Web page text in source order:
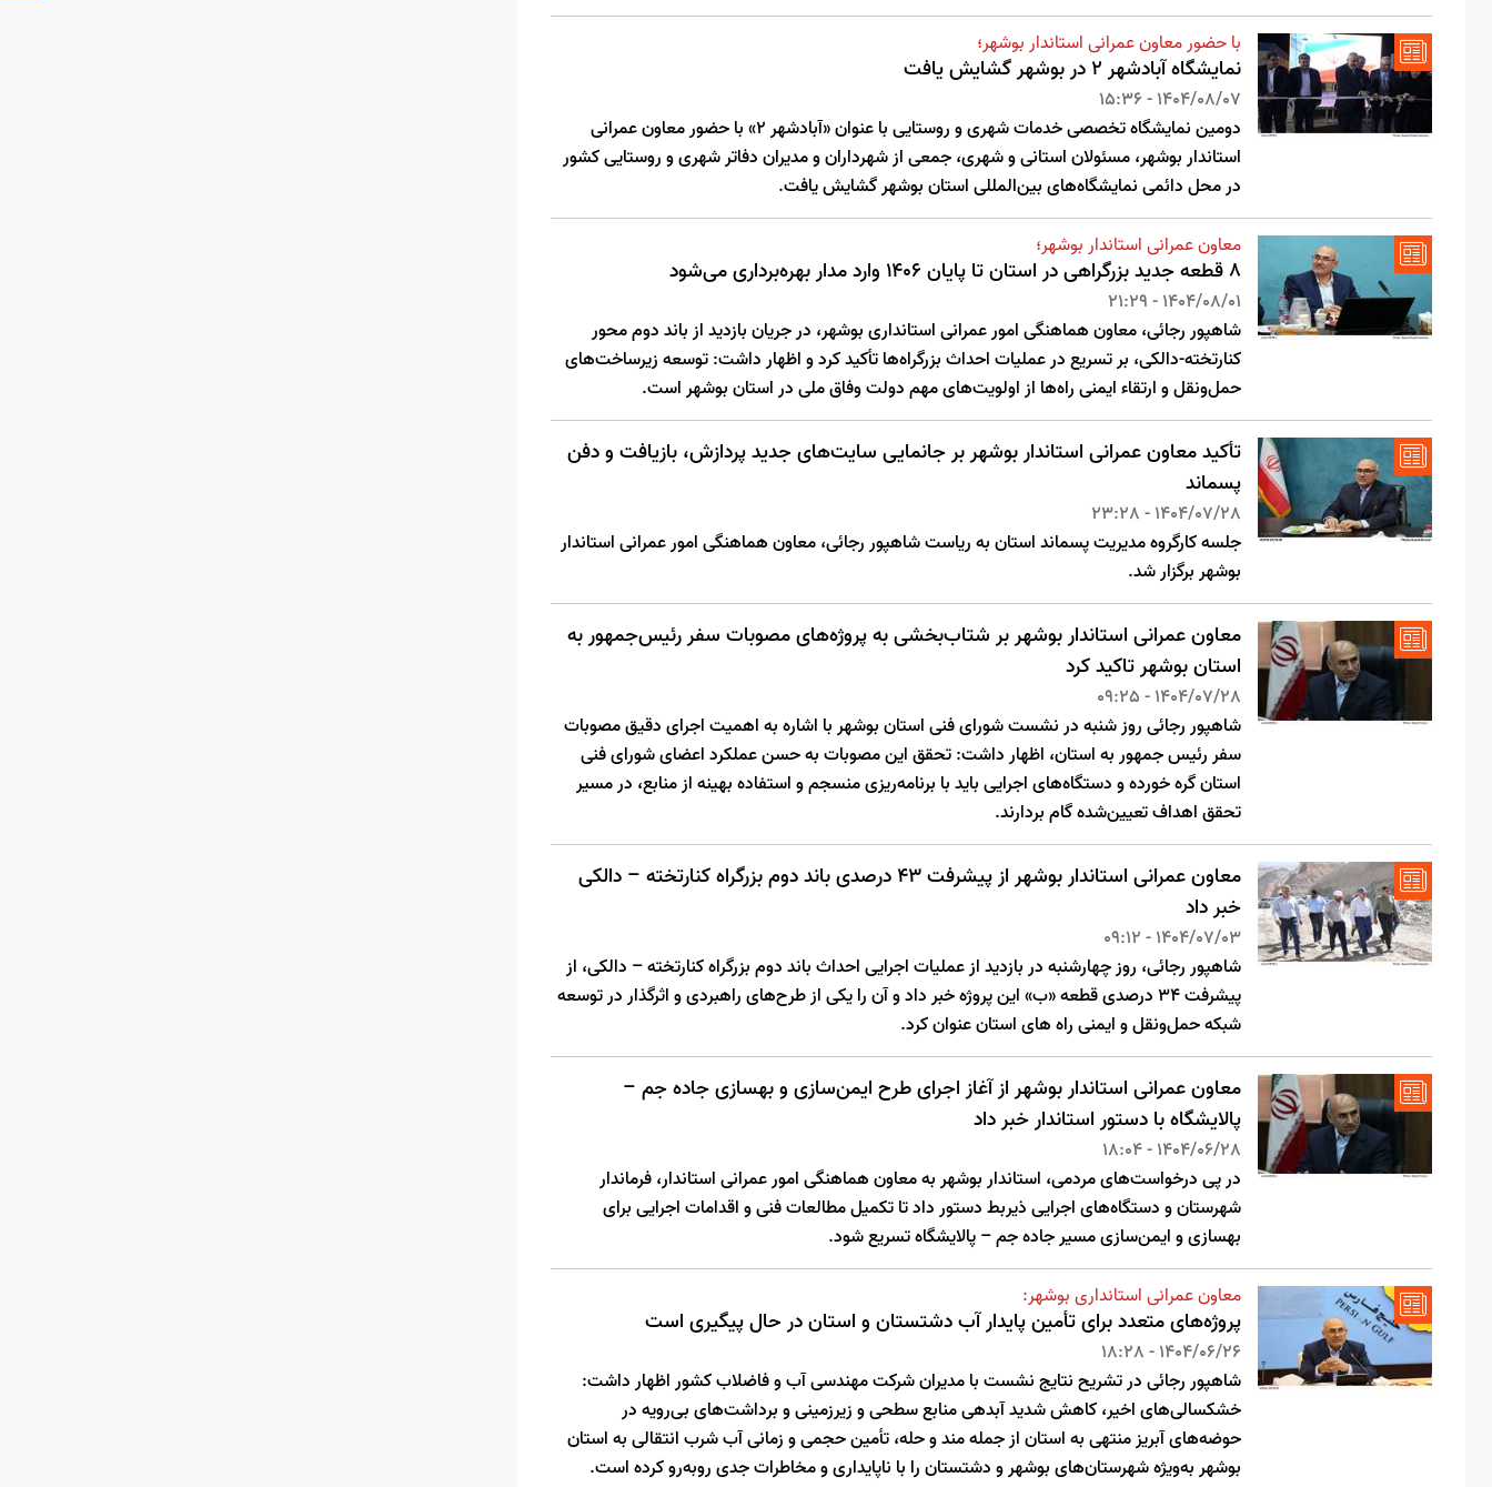
با حضور معاون عمرانی استاندار بوشهر؛
نمایشگاه آبادشهر ۲ در بوشهر گشایش یافت
1404/08/07 - 15:36
دومین نمایشگاه تخصصی خدمات شهری و روستایی با عنوان «آبادشهر ۲» با حضور معاون عمرانی
استاندار بوشهر، مسئولان استانی و شهری، جمعی از شهرداران و مدیران دفاتر شهری و روستایی کشور
در محل دائمی نمایشگاه‌های بین‌المللی استان بوشهر گشایش یافت.
معاون عمرانی استاندار بوشهر؛
۸ قطعه جدید بزرگراهی در استان تا پایان ۱۴۰۶ وارد مدار بهره‌برداری می‌شود
1404/08/01 - 21:29
شاهپور رجائی، معاون هماهنگی امور عمرانی استانداری بوشهر، در جریان بازدید از باند دوم محور
کنارتخته-دالکی، بر تسریع در عملیات احداث بزرگراه‌ها تأکید کرد و اظهار داشت: توسعه زیرساخت‌های
حمل‌ونقل و ارتقاء ایمنی راه‌ها از اولویت‌های مهم دولت وفاق ملی در استان بوشهر است.
تأکید معاون عمرانی استاندار بوشهر بر جانمایی سایت‌های جدید پردازش، بازیافت و دفن
پسماند
1404/07/28 - 23:28
جلسه کارگروه مدیریت پسماند استان به ریاست شاهپور رجائی، معاون هماهنگی امور عمرانی استاندار
بوشهر برگزار شد.
معاون عمرانی استاندار بوشهر بر شتاب‌بخشی به پروژه‌های مصوبات سفر رئیس‌جمهور به
استان بوشهر تاکید کرد
1404/07/28 - 09:25
شاهپور رجائی روز شنبه در نشست شورای فنی استان بوشهر با اشاره به اهمیت اجرای دقیق مصوبات
سفر رئیس جمهور به استان، اظهار داشت: تحقق این مصوبات به حسن عملکرد اعضای شورای فنی
استان گره خورده و دستگاه‌های اجرایی باید با برنامه‌ریزی منسجم و استفاده بهینه از منابع، در مسیر
تحقق اهداف تعیین‌شده گام بردارند.
معاون عمرانی استاندار بوشهر از پیشرفت 43 درصدی باند دوم بزرگراه کنارتخته – دالکی
خبر داد
1404/07/03 - 09:12
شاهپور رجائی، روز چهارشنبه در بازدید از عملیات اجرایی احداث باند دوم بزرگراه کنارتخته – دالکی، از
پیشرفت ۳۴ درصدی قطعه «ب» این پروژه خبر داد و آن را یکی از طرح‌های راهبردی و اثرگذار در توسعه
شبکه حمل‌ونقل و ایمنی راه های استان عنوان کرد.
معاون عمرانی استاندار بوشهر از آغاز اجرای طرح ایمن‌سازی و بهسازی جاده جم –
پالایشگاه با دستور استاندار خبر داد
1404/06/28 - 18:04
در پی درخواست‌های مردمی، استاندار بوشهر به معاون هماهنگی امور عمرانی استاندار، فرماندار
شهرستان و دستگاه‌های اجرایی ذیربط دستور داد تا تکمیل مطالعات فنی و اقدامات اجرایی برای
بهسازی و ایمن‌سازی مسیر جاده جم – پالایشگاه تسریع شود.
معاون عمرانی استانداری بوشهر:
پروژه‌های متعدد برای تأمین پایدار آب دشتستان و استان در حال پیگیری است
1404/06/26 - 18:28
شاهپور رجائی در تشریح نتایج نشست با مدیران شرکت مهندسی آب و فاضلاب کشور اظهار داشت:
خشکسالی‌های اخیر، کاهش شدید آبدهی منابع سطحی و زیرزمینی و برداشت‌های بی‌رویه در
حوضه‌های آبریز منتهی به استان از جمله مند و حله، تأمین حجمی و زمانی آب شرب انتقالی به استان
بوشهر به‌ویژه شهرستان‌های بوشهر و دشتستان را با ناپایداری و مخاطرات جدی روبه‌رو کرده است.